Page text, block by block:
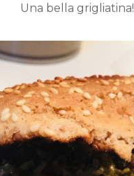
Una bella grigliatina!